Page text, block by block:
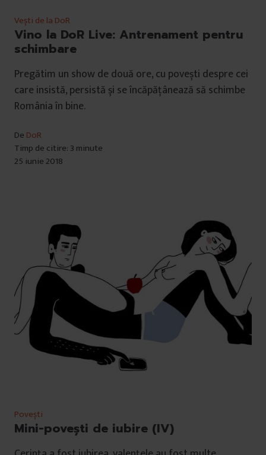
Vești de la DoR
Vino la DoR Live: Antrenament pentru
schimbare
Pregătim un show de două ore, cu povești despre cei
care insistă, persistă și se încăpățânează să schimbe
România în bine.
De DoR
Timp de citire: 3 minute
25 iunie 2018
Povești
Mini-povești de iubire (IV)